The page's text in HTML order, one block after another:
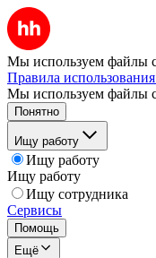
Мы используем файлы
Правила
Мы используем файлы
Понятно
Ищу работу
Ищу работу
Ищу работу
Ищу сотрудника
Сервисы
Помощь
Ещё